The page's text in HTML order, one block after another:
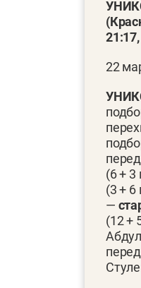
22
(6 +
(3 + 6
—
(12 +